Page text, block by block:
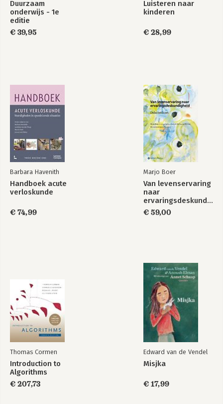
Duurzaam
onderwijs - 1e
editie
€ 39,95
Luisteren naar
kinderen
€ 28,99
Barbara Havenith
Handboek acute
verloskunde
€ 74,99
Marjo Boer
Van levenservaring
naar
ervaringsdeskundigheid
€ 59,00
Thomas Cormen
Introduction to
Algorithms
€ 207,73
Edward van de Vendel
Misjka
€ 17,99